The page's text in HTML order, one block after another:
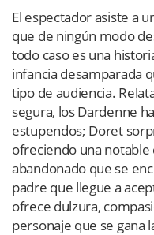
El espectador asiste a
que de ningún modo
todo caso es una
infancia desamparada
tipo de audiencia.
segura, los Dardenne
estupendos; Doret
ofreciendo una notable
abandonado que se
padre que llegue a
ofrece dulzura,
personaje que se gana